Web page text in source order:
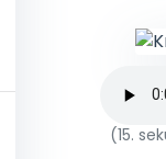
E-
(15.